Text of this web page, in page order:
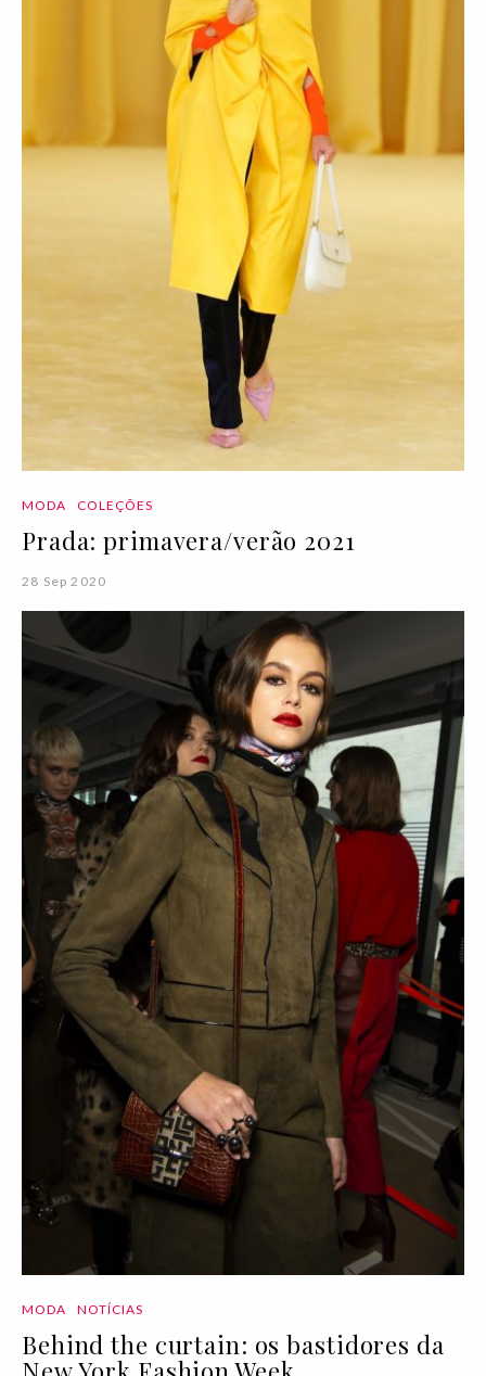
MODA COLEÇÕES
Prada: primavera/verão 2021
28 Sep 2020
MODA NOTÍCIAS
Behind the curtain: os bastidores da